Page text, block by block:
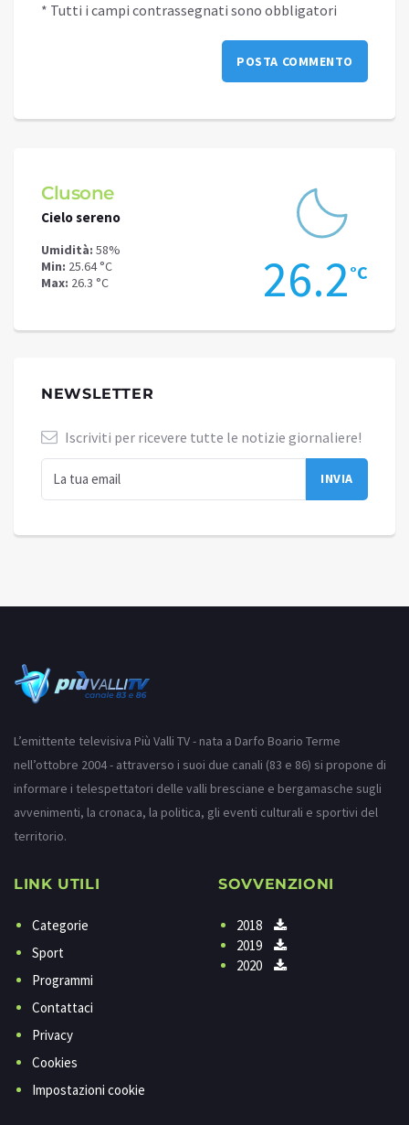
* Tutti i campi contrassegnati sono obbligatori
Clusone
Cielo sereno
Umidità: 58%
Min: 25.64 °C
Max: 26.3 °C 26.2°C
NEWSLETTER
Iscriviti per ricevere tutte le notizie giornaliere!
L’emittente televisiva Più Valli TV - nata a Darfo Boario Terme
nell’ottobre 2004 - attraverso i suoi due canali (83 e 86) si propone di
informare i telespettatori delle valli bresciane e bergamasche sugli
avvenimenti, la cronaca, la politica, gli eventi culturali e sportivi del
territorio.
LINK UTILI
Categorie
Sport
Programmi
Contattaci
Privacy
Cookies
Impostazioni cookie
SOVVENZIONI
2018
2019
2020